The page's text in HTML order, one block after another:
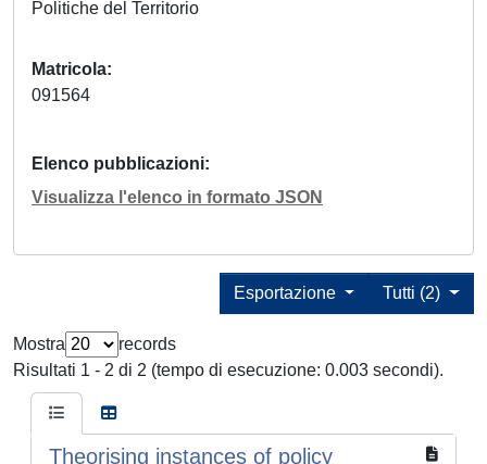
Politiche del Territorio
Matricola
091564
Elenco pubblicazioni
Visualizza l'elenco in formato JSON
Tutti (2)
Esportazione
Mostra
records
Risultati 1 - 2 di 2 (tempo di esecuzione: 0.003 secondi).
Theorising instances of policy